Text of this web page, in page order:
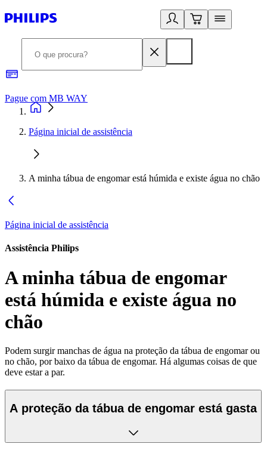
Pague com MB WAY
Página inicial de assistência
A minha tábua de engomar está húmida e existe água no chão
Página inicial de assistência
Assistência Philips
A minha tábua de engomar
está húmida e existe água no
chão
Podem surgir manchas de água na proteção da tábua de engomar ou
no chão, por baixo da tábua de engomar. Há algumas coisas de que
deve estar a par.
A proteção da tábua de engomar está gasta